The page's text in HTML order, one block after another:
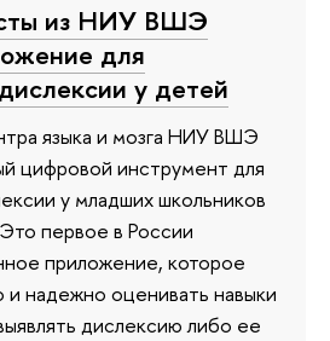
из НИУ ВШЭ
для
у детей
языка и мозга НИУ ВШЭ
цифровой инструмент для
у младших школьников
первое в России
приложение, которое
и надежно оценивать навыки
дислексию либо ее